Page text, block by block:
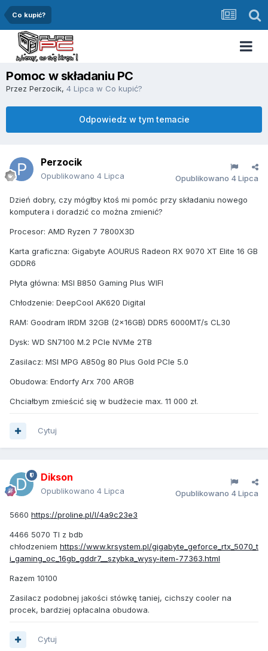
Co kupić?
Pomoc w składaniu PC
Przez Perzocik, 4 Lipca w Co kupić?
Odpowiedz w tym temacie
Perzocik
Opublikowano 4 Lipca Opublikowano 4 Lipca
Dzień dobry, czy mógłby ktoś mi pomóc przy składaniu nowego
komputera i doradzić co można zmienić?
Procesor: AMD Ryzen 7 7800X3D
Karta graficzna: Gigabyte AOURUS Radeon RX 9070 XT Elite 16 GB
GDDR6
Płyta główna: MSI B850 Gaming Plus WIFI
Chłodzenie: DeepCool AK620 Digital
RAM: Goodram IRDM 32GB (2x16GB) DDR5 6000MT/s CL30
Dysk: WD SN7100 M.2 PCIe NVMe 2TB
Zasilacz: MSI MPG A850g 80 Plus Gold PCIe 5.0
Obudowa: Endorfy Arx 700 ARGB
Chciałbym zmieścić się w budżecie max. 11 000 zł.
Cytuj
Dikson
Opublikowano 4 Lipca Opublikowano 4 Lipca
5660 https://proline.pl/l/4a9c23e3
4466 5070 TI z bdb
chłodzeniem https://www.krsystem.pl/gigabyte_geforce_rtx_5070_t
i_gaming_oc_16gb_gddr7__szybka_wysy-item-77363.html
Razem 10100
Zasilacz podobnej jakości stówkę taniej, cichszy cooler na
procek, bardziej opłacalna obudowa.
Cytuj